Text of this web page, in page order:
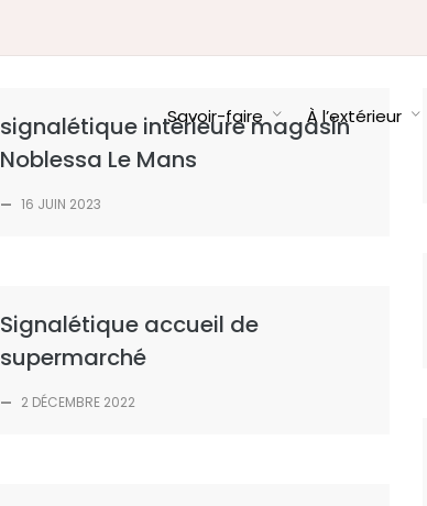
Savoir-faire À l’extérieur
signalétique intérieure magasin
Noblessa Le Mans
— 16 JUIN 2023
Signalétique accueil de
supermarché
— 2 DÉCEMBRE 2022